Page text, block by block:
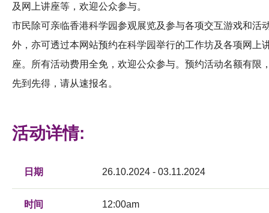
及网上讲座等，欢迎公众参与。
市民除可亲临香港科学园参观展览及参与各项交互游戏和活
外，亦可透过本网站预约在科学园举行的工作坊及各项网上
座。所有活动费用全免，欢迎公众参与。预约活动名额有限
先到先得，请从速报名。
活动详情:
日期 26.10.2024 - 03.11.2024
时间 12:00am